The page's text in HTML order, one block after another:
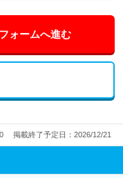
ォームへ進む
掲載終了予定日：2026/12/21